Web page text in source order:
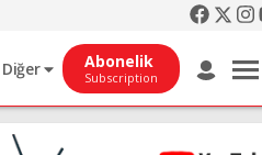
Diğer Abonelik
Subscription